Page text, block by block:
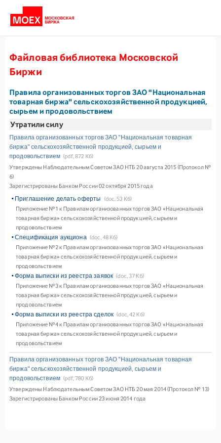
Файловая библиотека Московской
Биржи
Правила организованных торгов ЗАО "Национальная
товарная биржа" сельскохозяйственной продукцией,
сырьем и продовольствием
Утратили силу
Правила организованных торгов ЗАО "Национальная товарная
биржа" сельскохозяйственной продукцией, сырьем и
продовольствием (pdf, 872 Кб)
Утверждены Наблюдательным Советом ЗАО НТБ 20 августа 2015 (Протокол №
6)
Зарегистрированы Банком России 02 октября 2015 года
Приглашение делать оферты (doc, 53 Кб)
Приложение №1 к Правилам организованных торгов ЗАО «Национальная
товарная биржа» сельскохозяйственной продукцией, сырьем и
продовольствием
Спецификация аукциона (doc, 48 Кб)
Приложение №2 к Правилам организованных торгов ЗАО «Национальная
товарная биржа» сельскохозяйственной продукцией, сырьем и
продовольствием
Форма выписки из реестра заявок (doc, 37 Кб)
Приложение №3 к Правилам организованных торгов ЗАО «Национальная
товарная биржа» сельскохозяйственной продукцией, сырьем и
продовольствием
Форма выписки из реестра сделок (doc, 42 Кб)
Приложение №4 к Правилам организованных торгов ЗАО «Национальная
товарная биржа» сельскохозяйственной продукцией, сырьем и
продовольствием
Правила организованных торгов ЗАО "Национальная товарная
биржа" сельскохозяйственной продукцией, сырьем и
продовольствием (pdf, 780 Кб)
Утверждены Наблюдательным Советом ЗАО НТБ 20 мая 2014 (Протокол № 13)
Зарегистрированы Банком России 23 июня 2014 года